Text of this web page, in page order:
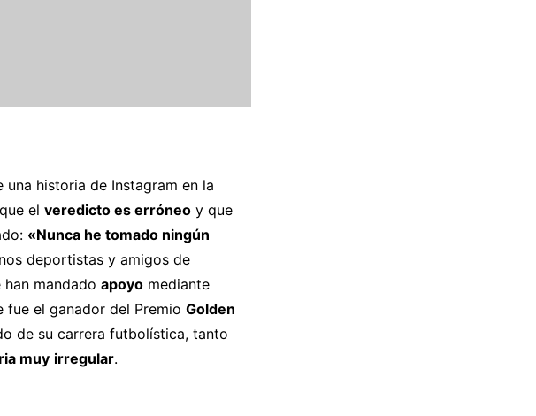
historia de Instagram en la
el veredicto es erróneo y que
«Nunca he tomado ningún
deportistas y amigos de
han mandado apoyo mediante
fue el ganador del Premio Golden
de su carrera futbolística, tanto
muy irregular.